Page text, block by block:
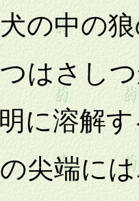
の狼
さしつ
溶解す
端には